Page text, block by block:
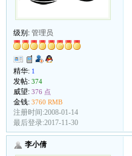
级别: 管理员
精华: 1
发帖: 374
威望: 376 点
金钱: 3760 RMB
注册时间:2008-01-14
最后登录:2017-11-30
李小倩